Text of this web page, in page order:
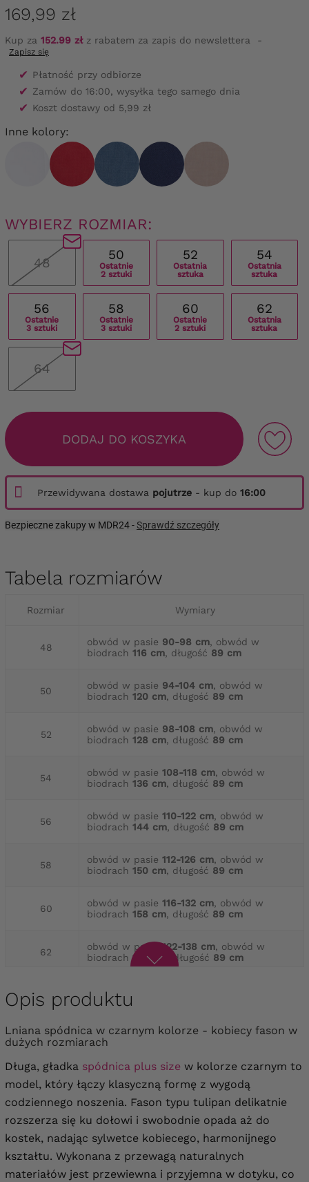
169,99 zł
Kup za 152.99 złz rabatem za zapis do newslettera -
Zapisz się
✔ Płatność przy odbiorze
✔ Zamów do 16:00, wysyłka tego samego dnia
✔ Koszt dostawy od 5,99 zł
Inne kolory:
WYBIERZ ROZMIAR:
48
50
Ostatnie
2 sztuki
52
Ostatnia
sztuka
54
Ostatnia
sztuka
56
Ostatnie
3 sztuki
58
Ostatnie
3 sztuki
60
Ostatnie
2 sztuki
62
Ostatnia
sztuka
64
DODAJ DO KOSZYKA
Przewidywana dostawa pojutrze - kup do 16:00
Bezpieczne zakupy w MDR24 -Sprawdź szczegóły
Tabela rozmiarów
Rozmiar Wymiary
48 obwód w pasie 90-98 cm, obwód w
biodrach 116 cm, długość 89 cm
50 obwód w pasie 94-104 cm, obwód w
biodrach 120 cm, długość 89 cm
52 obwód w pasie 98-108 cm, obwód w
biodrach 128 cm, długość 89 cm
54 obwód w pasie 108-118 cm, obwód w
biodrach 136 cm, długość 89 cm
56 obwód w pasie 110-122 cm, obwód w
biodrach 144 cm, długość 89 cm
58 obwód w pasie 112-126 cm, obwód w
biodrach 150 cm, długość 89 cm
60 obwód w pasie 116-132 cm, obwód w
biodrach 158 cm, długość 89 cm
62 obwód w pasie 122-138 cm, obwód w
biodrach 164 cm , długość 89 cm
64 obwód w pasie
biodrach
Opis produktu
Lniana spódnica w czarnym kolorze - kobiecy fason w
dużych rozmiarach
Długa, gładka spódnica plus size w kolorze czarnym to
model, który łączy klasyczną formę z wygodą
codziennego noszenia. Fason typu tulipan delikatnie
rozszerza się ku dołowi i swobodnie opada aż do
kostek, nadając sylwetce kobiecego, harmonijnego
kształtu. Wykonana z przewagą naturalnych
materiałów jest przewiewna i przyjemna w dotyku, co